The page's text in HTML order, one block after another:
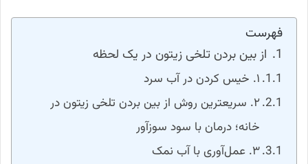
فهرست
از بین بردن تلخی زیتون در یک لحظه
۱. خیس کردن در آب سرد
۲. سریعترین روش از بین بردن تلخی زیتون در
خانه؛ درمان با سود سوزآور
۳. عمل‌آوری با آب نمک